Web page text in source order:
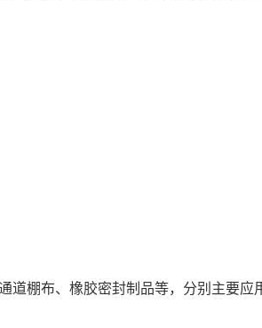
棚布、橡胶密封制品等，分别主要